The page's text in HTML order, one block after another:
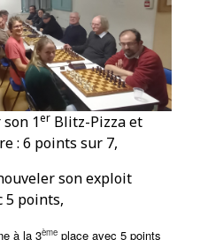
1er Blitz-Pizza et
: 6 points sur 7,
son exploit
5 points,
à la 3ème place avec 5 points